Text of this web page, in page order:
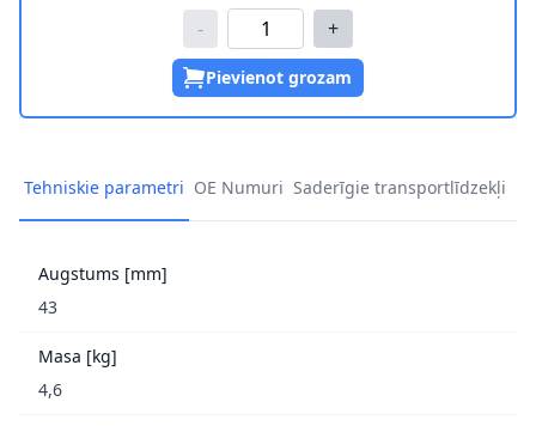
- +
Pievienot grozam
Tehniskie parametri OE Numuri Saderīgie transportlīdzekļi
Augstums [mm]
43
Masa [kg]
4,6